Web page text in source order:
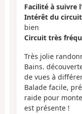
Facilité à suivre
Intérêt du
bien
Circuit très
Très jolie
Bains.
de vues à
Balade facile,
raide pour
est présente !